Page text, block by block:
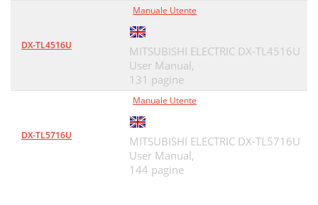
DX-TL4516U
Manuale Utente
MITSUBISHI ELECTRIC DX-TL4516U
User Manual,
131 pagine
DX-TL5716U
Manuale Utente
MITSUBISHI ELECTRIC DX-TL5716U
User Manual,
144 pagine